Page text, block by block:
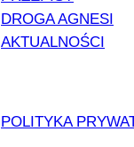
DROGA AGNESI
AKTUALNOŚCI
POLITYKA